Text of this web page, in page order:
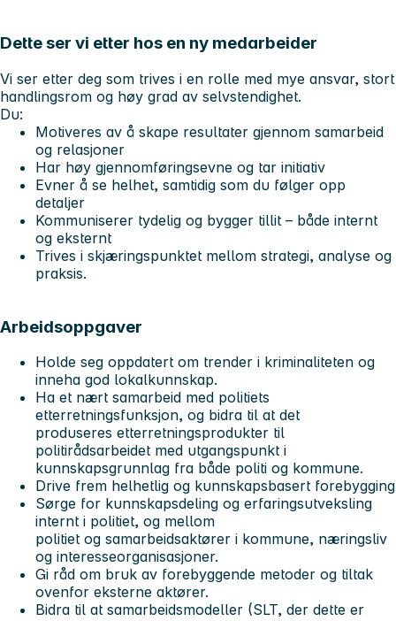
Dette ser vi etter hos en ny medarbeider
Vi ser etter deg som trives i en rolle med mye ansvar, stort
handlingsrom og høy grad av selvstendighet.
Du:
Motiveres av å skape resultater gjennom samarbeid
og relasjoner
Har høy gjennomføringsevne og tar initiativ
Evner å se helhet, samtidig som du følger opp
detaljer
Kommuniserer tydelig og bygger tillit – både internt
og eksternt
Trives i skjæringspunktet mellom strategi, analyse og
praksis.
Arbeidsoppgaver
Holde seg oppdatert om trender i kriminaliteten og
inneha god lokalkunnskap.
Ha et nært samarbeid med politiets
etterretningsfunksjon, og bidra til at det
produseres etterretningsprodukter til
politirådsarbeidet med utgangspunkt i
kunnskapsgrunnlag fra både politi og kommune.
Drive frem helhetlig og kunnskapsbasert forebygging
Sørge for kunnskapsdeling og erfaringsutveksling
internt i politiet, og mellom
politiet og samarbeidsaktører i kommune, næringsliv
og interesseorganisasjoner.
Gi råd om bruk av forebyggende metoder og tiltak
ovenfor eksterne aktører.
Bidra til at samarbeidsmodeller (SLT, der dette er